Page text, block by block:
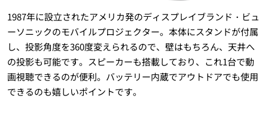
1987年に設立されたアメリカ発のディスプレイブランド・ビュ
ーソニックのモバイルプロジェクター。本体にスタンドが付属
し、投影角度を360度変えられるので、壁はもちろん、天井へ
の投影も可能です。スピーカーも搭載しており、これ1台で動
画視聴できるのが便利。バッテリー内蔵でアウトドアでも使用
できるのも嬉しいポイントです。